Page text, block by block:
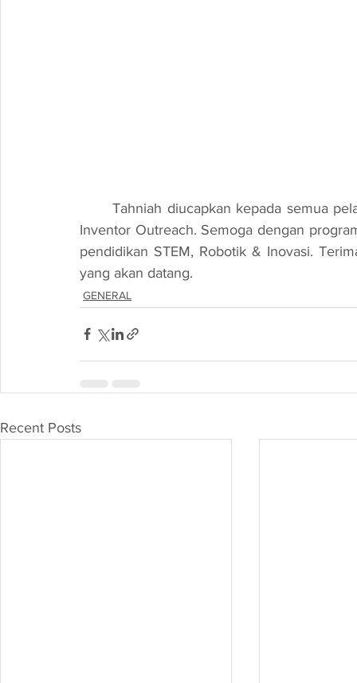
Tahniah diucapkan kepada semua
Inventor Outreach. Semoga dengan
pendidikan STEM, Robotik & Inovasi.
yang akan datang.
GENERAL
Recent Posts